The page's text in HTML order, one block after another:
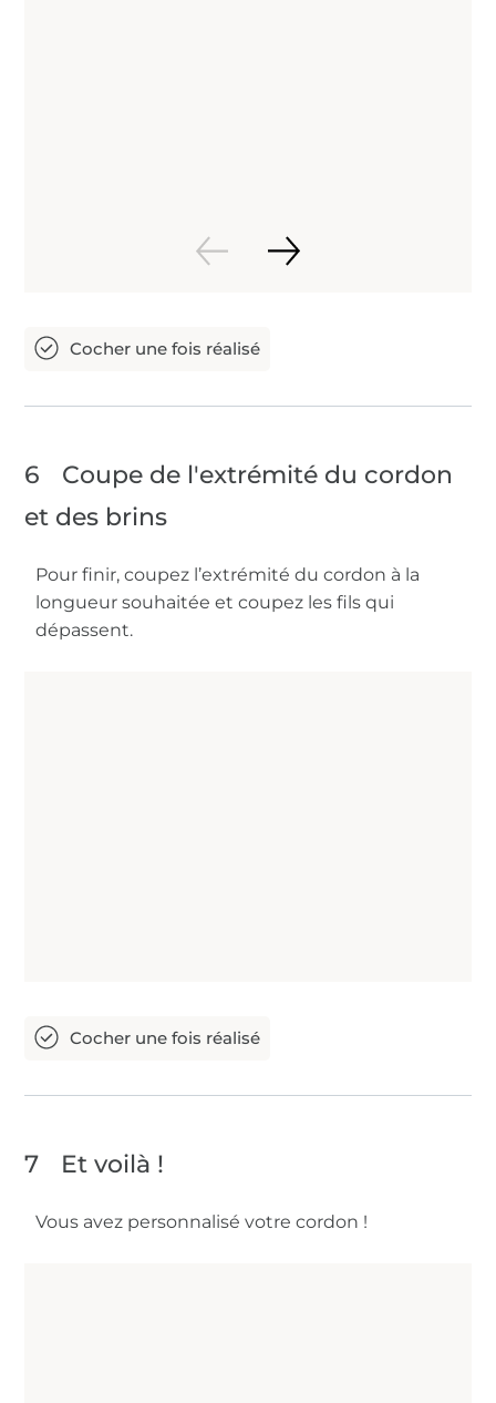
6
Coupe de l'extrémité du cordon
et des brins
Pour finir, coupez l’extrémité du cordon à la
longueur souhaitée et coupez les fils qui
dépassent.
7 Et voilà !
Vous avez personnalisé votre cordon !